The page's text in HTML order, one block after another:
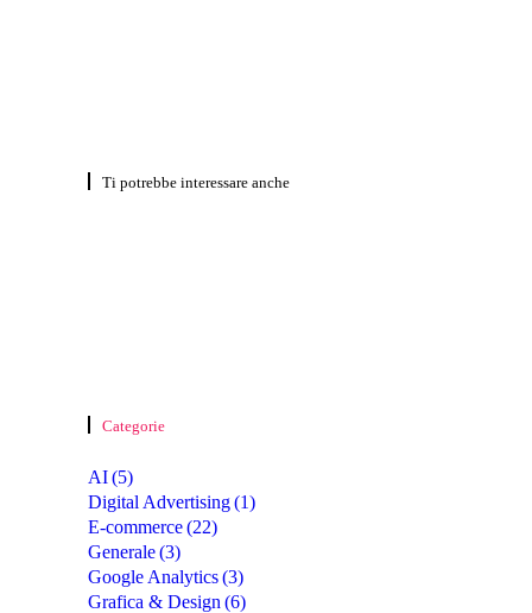
Ti potrebbe interessare anche
Categorie
AI(5)
Digital Advertising(1)
E-commerce(22)
Generale(3)
Google Analytics(3)
Grafica & Design (6)